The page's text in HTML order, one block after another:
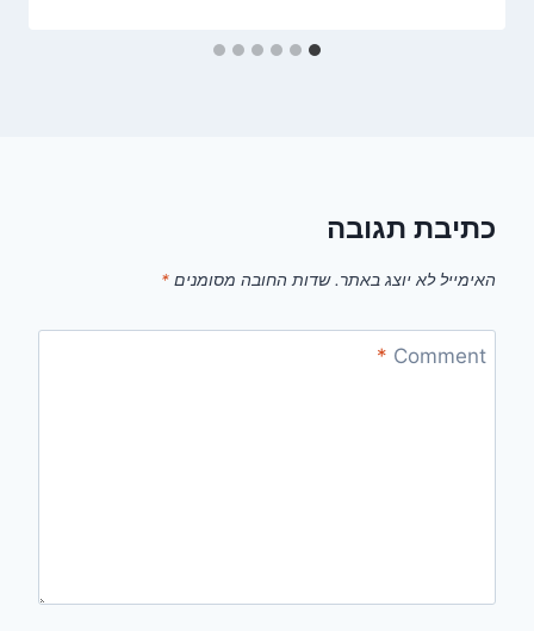
כתיבת תגובה
האימייל לא יוצג באתר. שדות החובה מסומנים *
Comment
*